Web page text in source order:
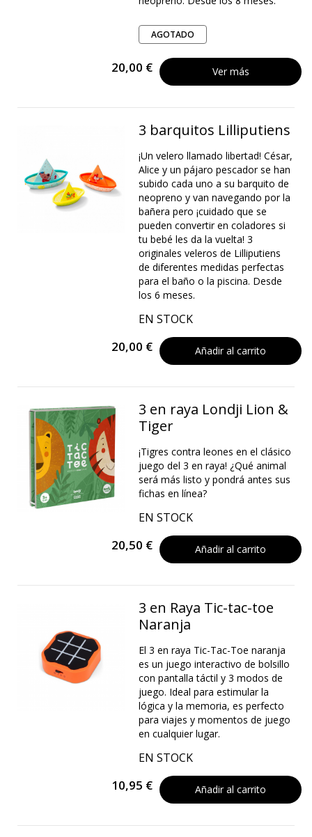
AGOTADO
20,00 € Ver más
3 barquitos Lilliputiens
¡Un velero llamado libertad! César,
Alice y un pájaro pescador se han
subido cada uno a su barquito de
neopreno y van navegando por la
bañera pero ¡cuidado que se
pueden convertir en coladores si
tu bebé les da la vuelta! 3
originales veleros de Lilliputiens
de diferentes medidas perfectas
para el baño o la piscina. Desde
los 6 meses.
EN STOCK
20,00 € Añadir al carrito
3 en raya Londji Lion &
Tiger
¡Tigres contra leones en el clásico
juego del 3 en raya! ¿Qué animal
será más listo y pondrá antes sus
fichas en línea?
EN STOCK
20,50 € Añadir al carrito
3 en Raya Tic-tac-toe
Naranja
El 3 en raya Tic-Tac-Toe naranja
es un juego interactivo de bolsillo
con pantalla táctil y 3 modos de
juego. Ideal para estimular la
lógica y la memoria, es perfecto
para viajes y momentos de juego
en cualquier lugar.
EN STOCK
10,95 € Añadir al carrito